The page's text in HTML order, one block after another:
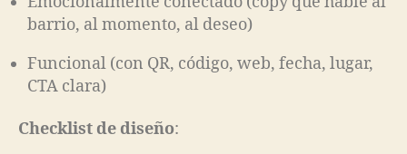
barrio, al momento, al deseo)
Funcional (con QR, código, web, fecha, lugar,
CTA clara)
Checklist de diseño: